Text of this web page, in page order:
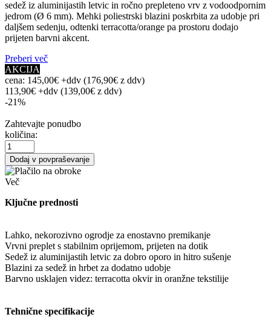
sedež iz aluminijastih letvic in ročno prepleteno vrv z vodoodpornim
jedrom (Ø 6 mm). Mehki poliestrski blazini poskrbita za udobje pri
daljšem sedenju, odtenki terracotta/orange pa prostoru dodajo
prijeten barvni akcent.
Preberi več
AKCIJA
cena: 145,00€ +ddv (176,90€ z ddv)
113,90€ +ddv (139,00€ z ddv)
-21%
Zahtevajte ponudbo
količina:
Dodaj v povpraševanje
Več
Ključne prednosti
Lahko, nekorozivno ogrodje za enostavno premikanje
Vrvni preplet s stabilnim oprijemom, prijeten na dotik
Sedež iz aluminijastih letvic za dobro oporo in hitro sušenje
Blazini za sedež in hrbet za dodatno udobje
Barvno usklajen videz: terracotta okvir in oranžne tekstilije
Tehnične specifikacije